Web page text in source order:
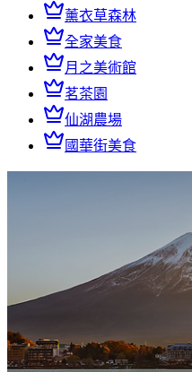
薰衣草森林
全家美食
月之美術館
茗茶園
仙湖農場
國華街美食